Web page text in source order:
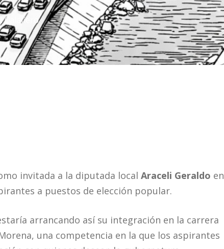
Calafiero
invitada a la diputada local Araceli Geraldo en
a puestos de elección popular.
arrancando así su integración en la carrera
una competencia en la que los aspirantes